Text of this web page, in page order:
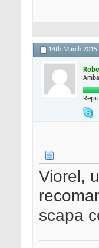
14th March 2015,
Viorel,
scapa